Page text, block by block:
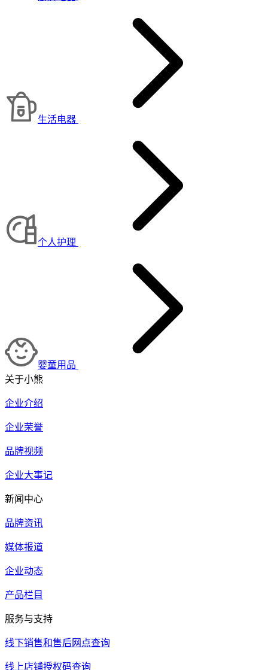
生活电器
个人护理
婴童用品
关于小熊
企业介绍
企业荣誉
品牌视频
企业大事记
新闻中心
品牌资讯
媒体报道
企业动态
产品栏目
服务与支持
线下销售和售后网点查询
线上店铺授权码查询